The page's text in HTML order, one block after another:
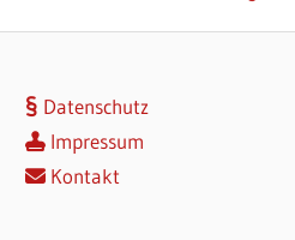
Datenschutz
Impressum
Kontakt